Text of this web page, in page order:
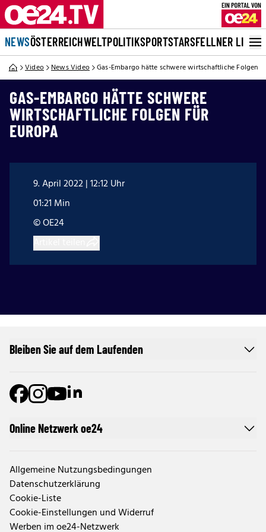
NEWSÖSTERREICHWELTPOLITIKSPORTSTARSFELLNER LIVE
Video News Video Gas-Embargo hätte schwere wirtschaftliche Folgen
GAS-EMBARGO HÄTTE SCHWERE
WIRTSCHAFTLICHE FOLGEN FÜR
EUROPA
9. April 2022 | 12:12 Uhr
01:21 Min
© OE24
Online Netzwerk oe24
Allgemeine Nutzungsbedingungen
Datenschutzerklärung
Cookie-Liste
Cookie-Einstellungen und Widerruf
Werben im oe24-Netzwerk
Bleiben Sie auf dem Laufenden